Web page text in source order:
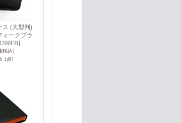
ス (大型判)
ォークブラ
(税込)
1点]